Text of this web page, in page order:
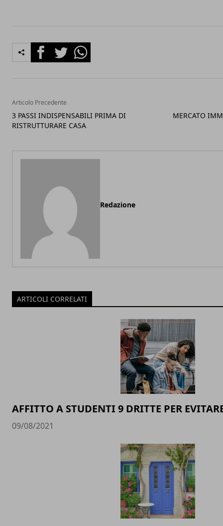
FacebookTwitterWhatsapp
Articolo Precedente
3 PASSI INDISPENSABILI PRIMA DI
RISTRUTTURARE CASA
MERCATO
Redazione
ARTICOLI CORRELATI
AFFITTO A STUDENTI 9 DRITTE PER
09/08/2021